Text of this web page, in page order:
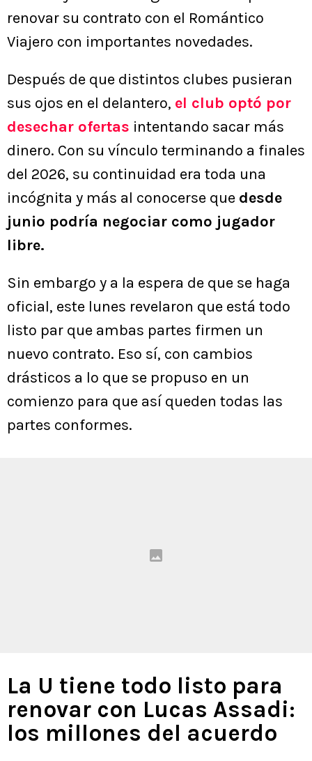
renovar su contrato con el Romántico
Viajero con importantes novedades.
Después de que distintos clubes pusieran
sus ojos en el delantero, el club optó por
desechar ofertas intentando sacar más
dinero. Con su vínculo terminando a finales
del 2026, su continuidad era toda una
incógnita y más al conocerse que desde
junio podría negociar como jugador
libre.
Sin embargo y a la espera de que se haga
oficial, este lunes revelaron que está todo
listo par que ambas partes firmen un
nuevo contrato. Eso sí, con cambios
drásticos a lo que se propuso en un
comienzo para que así queden todas las
partes conformes.
La U tiene todo listo para
renovar con Lucas Assadi:
los millones del acuerdo